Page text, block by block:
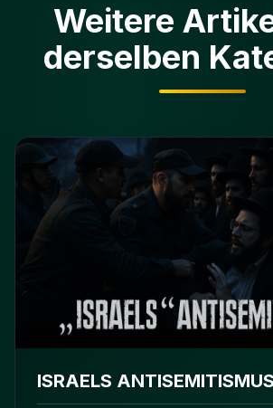
Weitere
derselben
ISRAELS ANTISEMITISMUS